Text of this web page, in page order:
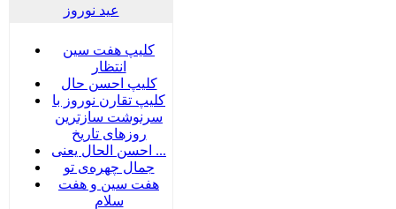
عید نوروز
کلیپ هفت سین
انتظار
کلیپ احسن حال
کلیپ تقارن نوروز با
سرنوشت سازترین
روزهای تاریخ
احسن الحال یعنی ...
جمال چهره‌ی تو
هفت سين و هفت
سلام